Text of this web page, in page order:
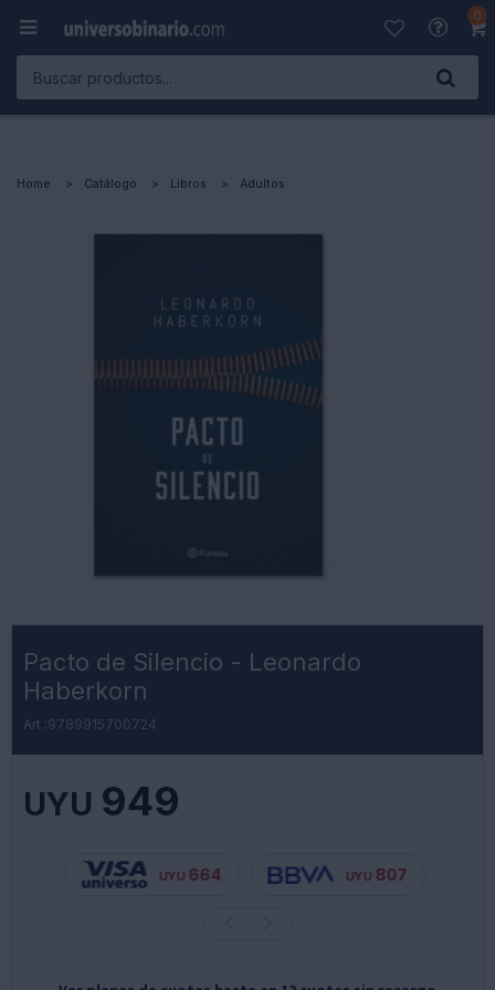
0

Home Catálogo Libros Adultos
Pacto de Silencio - Leonardo
Haberkorn
9789915700724
UYU 949
UYU 664 UYU 807